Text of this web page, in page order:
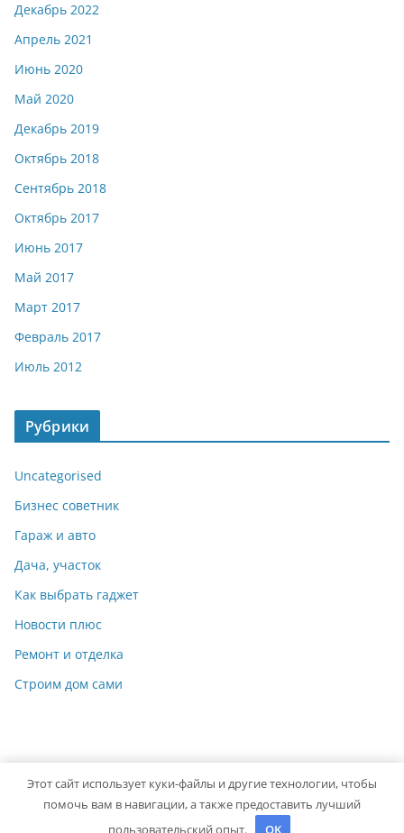
Декабрь 2022
Апрель 2021
Июнь 2020
Май 2020
Декабрь 2019
Октябрь 2018
Сентябрь 2018
Октябрь 2017
Июнь 2017
Май 2017
Март 2017
Февраль 2017
Июль 2012
Рубрики
Uncategorised
Бизнес советник
Гараж и авто
Дача, участок
Как выбрать гаджет
Новости плюс
Ремонт и отделка
Строим дом сами
Copyright © 2026 Мастер на Все Руки. Powered byColorMag
Этот сайт использует куки-файлы и другие технологии, чтобы
помочь вам в навигации, а также предоставить лучший
пользовательский опыт.
OK